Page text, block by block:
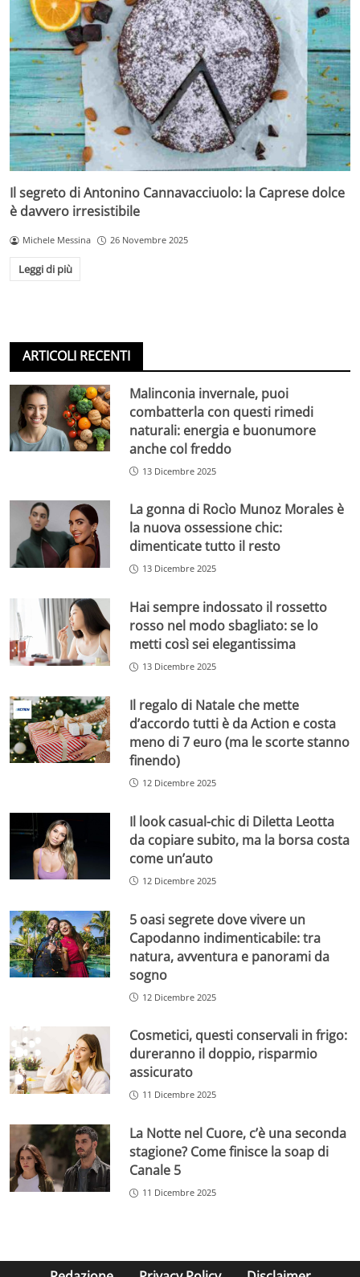
Il segreto di Antonino Cannavacciuolo: la Caprese dolce
è davvero irresistibile
Michele Messina 26 Novembre 2025
Leggi di più
ARTICOLI RECENTI
Malinconia invernale, puoi
combatterla con questi rimedi
naturali: energia e buonumore
anche col freddo
13 Dicembre 2025
La gonna di Rocìo Munoz Morales è
la nuova ossessione chic:
dimenticate tutto il resto
13 Dicembre 2025
Hai sempre indossato il rossetto
rosso nel modo sbagliato: se lo
metti così sei elegantissima
13 Dicembre 2025
Il regalo di Natale che mette
d’accordo tutti è da Action e costa
meno di 7 euro (ma le scorte stanno
finendo)
12 Dicembre 2025
Il look casual-chic di Diletta Leotta
da copiare subito, ma la borsa costa
come un’auto
12 Dicembre 2025
5 oasi segrete dove vivere un
Capodanno indimenticabile: tra
natura, avventura e panorami da
sogno
12 Dicembre 2025
Cosmetici, questi conservali in frigo:
dureranno il doppio, risparmio
assicurato
11 Dicembre 2025
La Notte nel Cuore, c’è una seconda
stagione? Come finisce la soap di
Canale 5
11 Dicembre 2025